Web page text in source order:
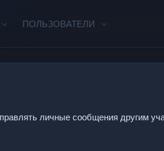
ПОЛЬЗОВАТЕЛИ
личные сообщения другим